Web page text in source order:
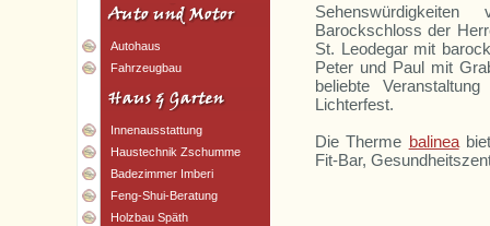
Autohaus
Fahrzeugbau
Innenausstattung
Haustechnik Zschumme
Badezimmer Imberi
Feng-Shui-Beratung
Holzbau Späth
Barockschloss der
St. Leodegar mit
Peter und Paul mit
beliebte
Lichterfest.
Die Therme balinea
Fit-Bar,